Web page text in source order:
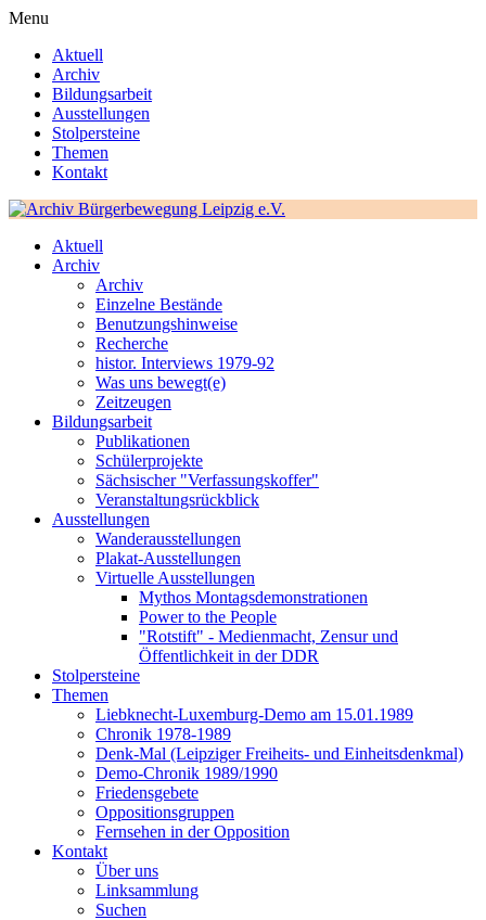
Menu
Aktuell
Archiv
Bildungsarbeit
Ausstellungen
Stolpersteine
Themen
Kontakt
Aktuell
Archiv
Archiv
Einzelne Bestände
Benutzungshinweise
Recherche
histor. Interviews 1979-92
Was uns bewegt(e)
Zeitzeugen
Bildungsarbeit
Publikationen
Schülerprojekte
Sächsischer "Verfassungskoffer"
Veranstaltungsrückblick
Ausstellungen
Wanderausstellungen
Plakat-Ausstellungen
Virtuelle Ausstellungen
Mythos Montagsdemonstrationen
Power to the People
"Rotstift" - Medienmacht, Zensur und
Öffentlichkeit in der DDR
Stolpersteine
Themen
Liebknecht-Luxemburg-Demo am 15.01.1989
Chronik 1978-1989
Denk-Mal (Leipziger Freiheits- und Einheitsdenkmal)
Demo-Chronik 1989/1990
Friedensgebete
Oppositionsgruppen
Fernsehen in der Opposition
Kontakt
Über uns
Linksammlung
Suchen